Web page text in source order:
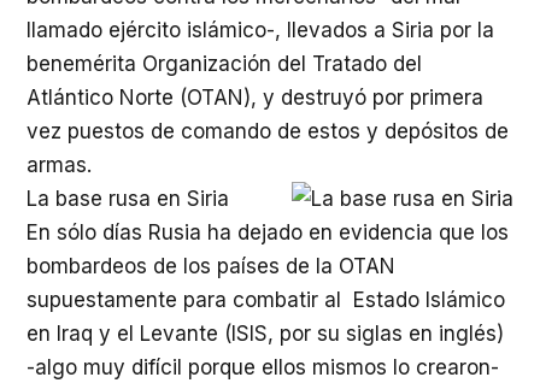
llamado ejército islámico-, llevados a Siria por la
benemérita Organización del Tratado del
Atlántico Norte (OTAN), y destruyó por primera
vez puestos de comando de estos y depósitos de
armas.
La base rusa en Siria
En sólo días Rusia ha dejado en evidencia que los
bombardeos de los países de la OTAN
supuestamente para combatir al Estado Islámico
en Iraq y el Levante (ISIS, por su siglas en inglés)
-algo muy difícil porque ellos mismos lo crearon-